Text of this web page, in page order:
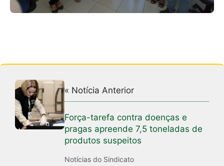
« Notícia Anterior
Força-tarefa contra doenças e
pragas apreende 7,5 toneladas de
produtos suspeitos
Notícias do Sindicato